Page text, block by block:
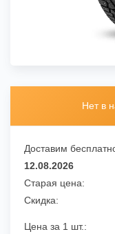
Нет в
Доставим
12.08.2026
Старая цена:
Скидка:
Цена за 1 шт.: